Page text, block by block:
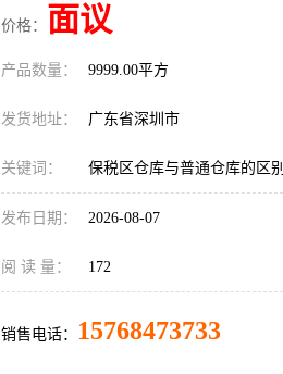
价格： 面议
产品数量： 9999.00平方
发货地址： 广东省深圳市
关键词： 保税区仓库与普通仓库的区别
发布日期： 2026-08-07
阅 读 量： 172
销售电话： 15768473733